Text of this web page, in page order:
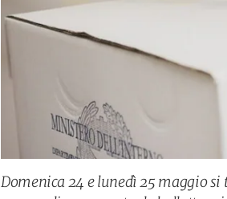
Domenica 24 e lunedì 25 maggio si